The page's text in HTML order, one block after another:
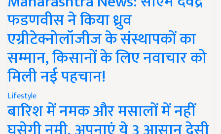
फडणवीस ने किया ध्रुव
एग्रीटेक्नोलॉजीज के संस्थापकों का
सम्मान, किसानों के लिए नवाचार को
मिली नई पहचान!
Lifestyle
बारिश में नमक और मसालों में नहीं